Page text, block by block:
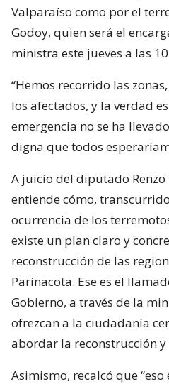
Valparaíso como por el
Godoy, quien será el
ministra este jueves a las
“Hemos recorrido las
los afectados, y la verdad
emergencia no se ha
digna que todos
A juicio del diputado Renzo
entiende cómo,
ocurrencia de los
existe un plan claro y
reconstrucción de las
Parinacota. Ese es el
Gobierno, a través de la
ofrezcan a la ciudadanía
abordar la reconstrucción y
Asimismo, recalcó que